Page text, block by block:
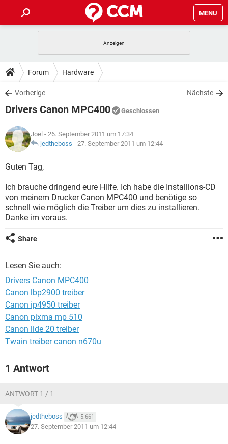
MENU
ANDROID
WINDOWS 10
WHATSAPP TIKTOK
FACEBOOK
TIPPS & TRICKS
SPIELE
WHATSAPP TIKTOK
FACEBOOK
DOWNLOADS
SPIELE STREAMING
ANDROID
WINDOWS 10 INSTAGRAM
WHATSAPP
SPIELE STREAMING
ANDROID
WINDOWS 10
WHATSAPP TIKTOK
FACEBOOK HARDWARE
LEXIKON
SPIELE
WINDOWS 10 INSTAGRAM
WHATSAPP
FACEBOOK
Forum Hardware
Vorherige Nächste
Drivers Canon MPC400 Geschlossen
Joel - 26. September 2011 um 17:34
jedtheboss - 27. September 2011 um 12:44
Guten Tag,
Ich brauche dringend eure Hilfe. Ich habe die Installions-CD
von meinem Drucker Canon MPC400 und benötige so
schnell wie möglich die Treiber um dies zu installieren.
Danke im voraus.
Share
Lesen Sie auch:
Drivers Canon MPC400
Canon lbp2900 treiber
Canon ip4950 treiber
Canon pixma mp 510
Canon lide 20 treiber
Twain treiber canon n670u
1 Antwort
ANTWORT 1 / 1
jedtheboss 5.661
27. September 2011 um 12:44